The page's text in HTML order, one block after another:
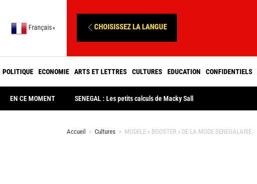
Français ▼ CHOISISSEZ LA LANGUE
POLITIQUE ECONOMIE ARTS ET LETTRES CULTURES EDUCATION CONFIDENTIELS
EN CE MOMENT SENEGAL : Les petits calculs de Macky Sall
Accueil > Cultures > MODELE « BOOSTER » DE LA MODE SENEGALAISE.